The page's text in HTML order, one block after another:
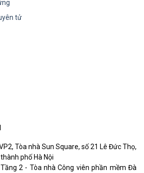
tử
Tòa nhà Sun Square, số 21 Lê Đức Thọ,
phố Hà Nội
Tầng 2 - Tòa nhà Công viên phần mềm Đà